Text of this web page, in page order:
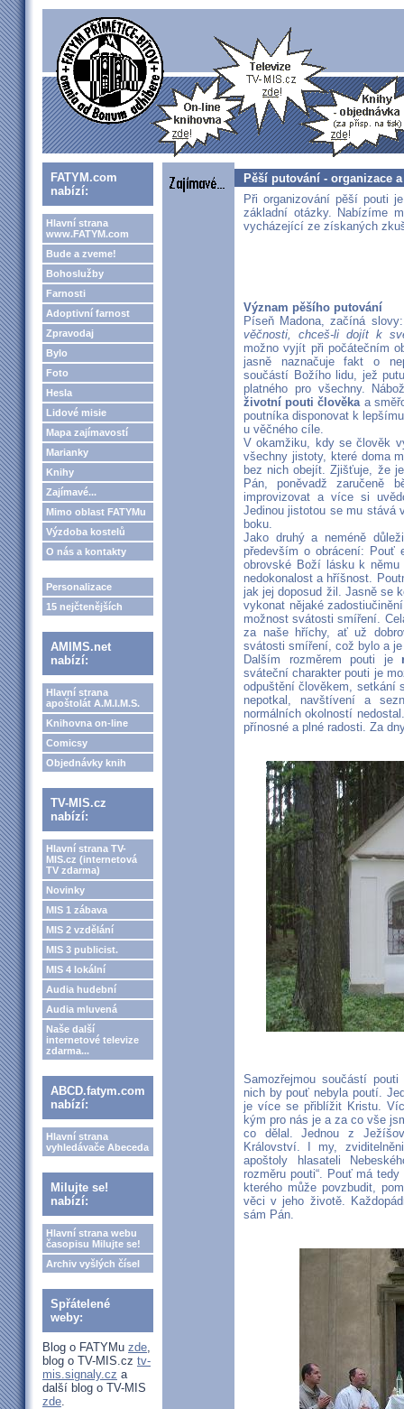
FATYM.com
nabízí:
Hlavní strana
www.FATYM.com
Bude a zveme!
Bohoslužby
Farnosti
Adoptivní farnost
Zpravodaj
Bylo
Foto
Hesla
Lidové misie
Mapa zajímavostí
Marianky
Knihy
Zajímavé...
Mimo oblast FATYMu
Výzdoba kostelů
O nás a kontakty
Personalizace
15 nejčtenějších
AMIMS.net
nabízí:
Hlavní strana
apoštolát A.M.I.M.S.
Knihovna on-line
Comicsy
Objednávky knih
TV-MIS.cz
nabízí:
Hlavní strana TV-
MIS.cz (internetová
TV zdarma)
Novinky
MIS 1 zábava
MIS 2 vzdělání
MIS 3 publicist.
MIS 4 lokální
Audia hudební
Audia mluvená
Naše další
internetové televize
zdarma...
ABCD.fatym.com
nabízí:
Hlavní strana
vyhledávače Abeceda
Milujte se!
nabízí:
Hlavní strana webu
časopisu Milujte se!
Archiv vyšlých čísel
Spřátelené
weby:
Blog o FATYMu zde,
blog o TV-MIS.cz tv-
mis.signaly.cz a
další blog o TV-MIS
zde.
Pěší putování - organizace
Při organizování pěší pouti
základní otázky. Nabízíme
vycházející ze získaných
Význam pěšího putování
Píseň Madona, začíná
věčnosti, chceš-li dojít k
možno vyjít při počátečním
jasně naznačuje fakt o
součástí Božího lidu, jež
platného pro všechny.
životní pouti člověkaa
poutníka disponovat k
u věčného cíle.
V okamžiku, kdy se člověk
všechny jistoty, které doma
bez nich obejít. Zjišťuje, že
Pán, poněvadž zaručeně
improvizovat a více si
Jedinou jistotou se mu stává
boku.
Jako druhý a neméně
především o obrácení: Pouť
obrovské Boží lásku k
nedokonalost a hříšnost.
jak jej doposud žil. Jasně se
vykonat nějaké
možnost svátosti smíření.
za naše hříchy, ať už
svátosti smíření, což bylo a
Dalším rozměrem pouti je
sváteční charakter pouti je
odpuštění člověkem, setkání
nepotkal, navštívení a
normálních okolností
přínosné a plné radosti. Za
Samozřejmou součástí
nich by pouť nebyla poutí.
je více se přiblížit Kristu.
kým pro nás je a za co vše
co dělal. Jednou z
Království. I my,
apoštoly hlasateli
rozměru pouti“. Pouť má
kterého může povzbudit,
věci v jeho životě.
sám Pán.